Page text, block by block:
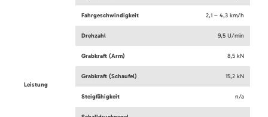
Leistung
Fahrgeschwindigkeit 2,1 – 4,3 km/h
Drehzahl 9,5 U/min
Grabkraft (Arm) 8,5 kN
Grabkraft (Schaufel) 15,2 kN
Steigfähigkeit n/a